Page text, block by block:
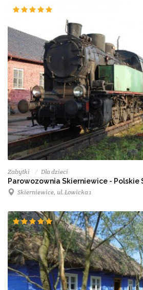
Zabytki Dla dzieci
Skierniewice, ul. Łowicka 1